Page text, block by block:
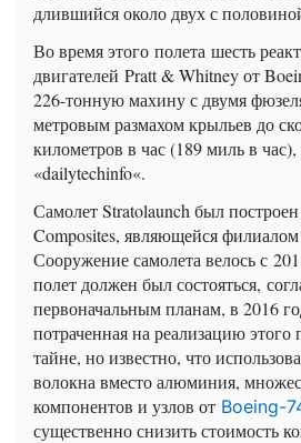
длившийся около двух с
Во время этого полета шесть
двигателей Pratt & Whitney от
226-тонную махину с двумя
метровым размахом крыльев до
километров в час (189 миль в час),
«dailytechinfo«.
Самолет Stratolaunch был
Composites, являющейся
Сооружение самолета велось с
полет должен был состояться,
первоначальным планам, в 2016
потраченная на реализацию этого
тайне, но известно, что
волокна вместо алюминия,
компонентов и узлов от Boeing-
существенно снизить стоимость